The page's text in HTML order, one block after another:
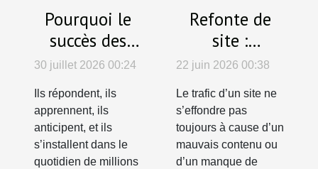
Pourquoi le
succès des
assistants
vocaux
bouleverse la
gestion de la
maison
30 juillet 2026 00:24
Ils répondent, ils
apprennent, ils
anticipent, et ils
s’installent dans le
quotidien de millions
Refonte de
site :
pourquoi
l'arborescence
est la clé d’un
trafic durable
22 juin 2026 00:38
Le trafic d’un site ne
s’effondre pas
toujours à cause d’un
mauvais contenu ou
d’un manque de